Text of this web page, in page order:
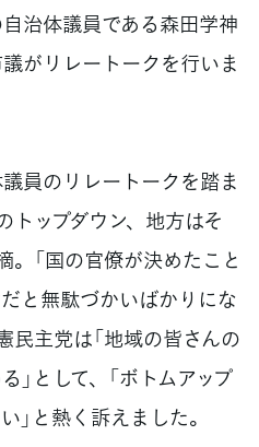
治体議員である森田学神
がリレートークを行いま
員のリレートークを踏ま
トップダウン、地方はそ
。「国の官僚が決めたこと
と無駄づかいばかりにな
民主党は「地域の皆さんの
」として、「ボトムアップ
」と熱く訴えました。